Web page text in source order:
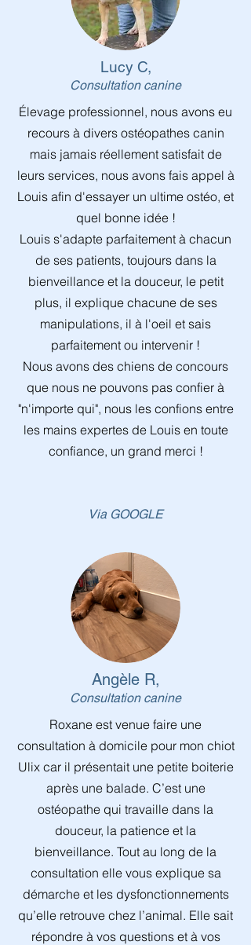
Lucy C,
Consultation canine
Élevage professionnel, nous avons eu
recours à divers ostéopathes canin
mais jamais réellement satisfait de
leurs services, nous avons fais appel à
Louis afin d'essayer un ultime ostéo, et
quel bonne idée !
Louis s'adapte parfaitement à chacun
de ses patients, toujours dans la
bienveillance et la douceur, le petit
plus, il explique chacune de ses
manipulations, il à l'oeil et sais
parfaitement ou intervenir !
Nous avons des chiens de concours
que nous ne pouvons pas confier à
"n'importe qui", nous les confions entre
les mains expertes de Louis en toute
confiance, un grand merci !
Via GOOGLE
Angèle R,
Consultation canine
Roxane est venue faire une
consultation à domicile pour mon chiot
Ulix car il présentait une petite boiterie
après une balade. C’est une
ostéopathe qui travaille dans la
douceur, la patience et la
bienveillance. Tout au long de la
consultation elle vous explique sa
démarche et les dysfonctionnements
qu’elle retrouve chez l’animal. Elle sait
répondre à vos questions et à vos